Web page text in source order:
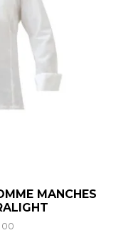
MANCHES
00